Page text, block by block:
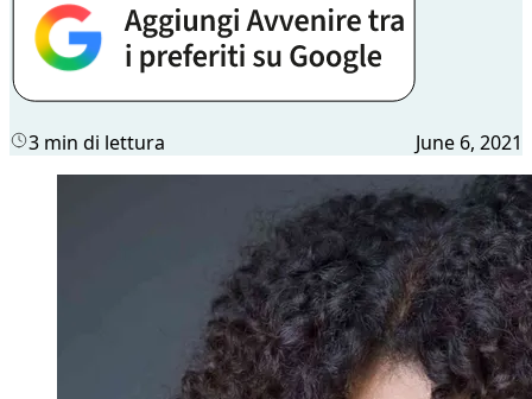
3 min di lettura June 6, 2021